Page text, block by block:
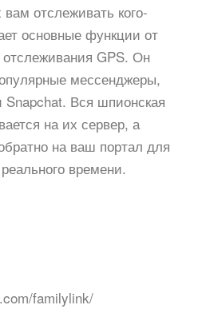
отслеживать кого-
основные функции от
GPS. Он
мессенджеры,
Snapchat. Вся шпионская
на их сервер, а
на ваш портал для
времени.
familylink/